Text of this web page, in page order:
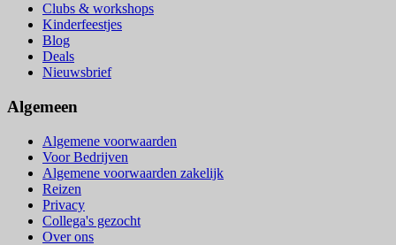
Clubs & workshops
Kinderfeestjes
Blog
Deals
Nieuwsbrief
Algemeen
Algemene voorwaarden
Voor Bedrijven
Algemene voorwaarden zakelijk
Reizen
Privacy
Collega's gezocht
Over ons